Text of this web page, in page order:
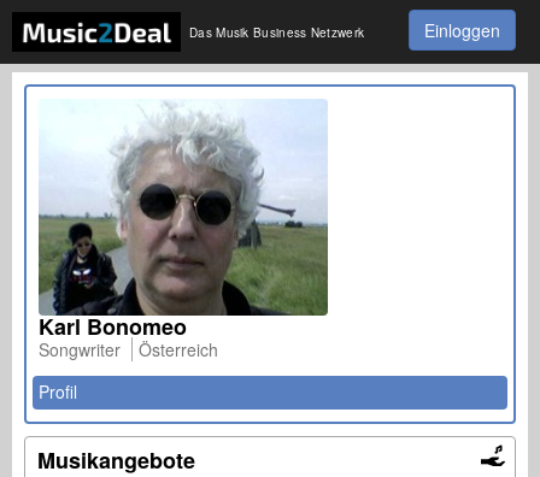
Das Musik Business Netzwerk Einloggen
Karl Bonomeo
Songwriter
Österreich
Profil
Musikangebote